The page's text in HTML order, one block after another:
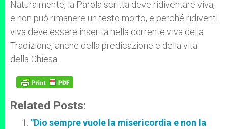
Naturalmente, la Parola scritta deve ridiventare viva,
e non può rimanere un testo morto, e perché ridiventi
viva deve essere inserita nella corrente viva della
Tradizione, anche della predicazione e della vita
della Chiesa.
Related Posts:
"Dio sempre vuole la misericordia e non la